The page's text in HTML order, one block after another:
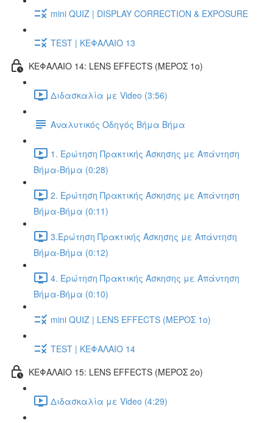
mini QUIZ | DISPLAY CORRECTION & EXPOSURE
TEST | ΚΕΦΑΛΑΙΟ 13
ΚΕΦΑΛΑΙΟ 14: LENS EFFECTS (ΜΕΡΟΣ 1ο)
Διδασκαλία με Video (3:56)
Αναλυτικός Οδηγός Βήμα Βήμα
1. Ερώτηση Πρακτικής Άσκησης με Απάντηση
Βήμα-Βήμα (0:28)
2. Ερώτηση Πρακτικής Άσκησης με Απάντηση
Βήμα-Βήμα (0:11)
3.Ερώτηση Πρακτικής Άσκησης με Απάντηση
Βήμα-Βήμα (0:12)
4. Ερώτηση Πρακτικής Άσκησης με Απάντηση
Βήμα-Βήμα (0:10)
mini QUIZ | LENS EFFECTS (ΜΕΡΟΣ 1ο)
TEST | ΚΕΦΑΛΑΙΟ 14
ΚΕΦΑΛΑΙΟ 15: LENS EFFECTS (ΜΕΡΟΣ 2o)
Διδασκαλία με Video (4:29)